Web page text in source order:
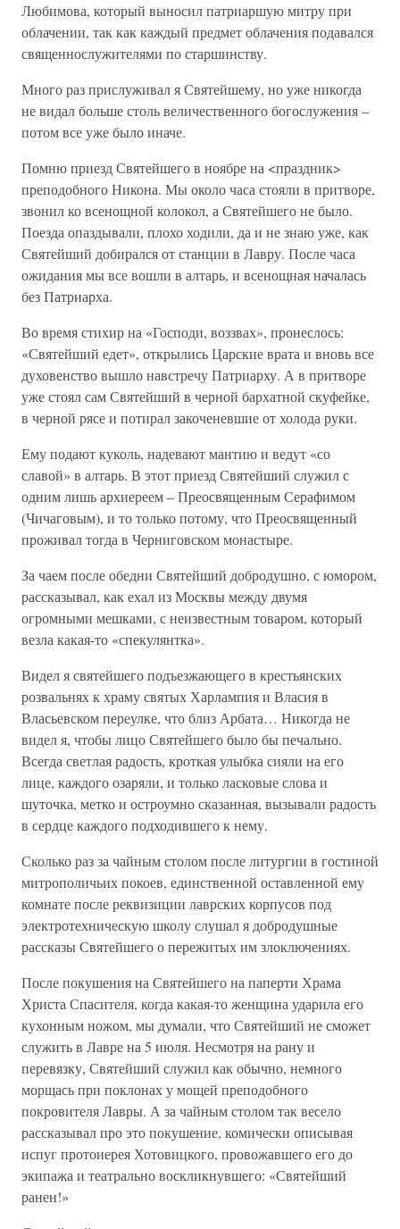
Любимова, который выносил патриаршую митру при
облачении, так как каждый предмет облачения подавался
священнослужителями по старшинству.
Много раз прислуживал я Святейшему, но уже никогда
не видал больше столь величественного богослужения –
потом все уже было иначе.
Помню приезд Святейшего в ноябре на <праздник>
преподобного Никона. Мы около часа стояли в притворе,
звонил ко всенощной колокол, а Святейшего не было.
Поезда опаздывали, плохо ходили, да и не знаю уже, как
Святейший добирался от станции в Лавру. После часа
ожидания мы все вошли в алтарь, и всенощная началась
без Патриарха.
Во время стихир на «Господи, воззвах», пронеслось:
«Святейший едет», открылись Царские врата и вновь все
духовенство вышло навстречу Патриарху. А в притворе
уже стоял сам Святейший в черной бархатной скуфейке,
в черной рясе и потирал закоченевшие от холода руки.
Ему подают куколь, надевают мантию и ведут «со
славой» в алтарь. В этот приезд Святейший служил с
одним лишь архиереем – Преосвященным Серафимом
(Чичаговым), и то только потому, что Преосвященный
проживал тогда в Черниговском монастыре.
За чаем после обедни Святейший добродушно, с юмором,
рассказывал, как ехал из Москвы между двумя
огромными мешками, с неизвестным товаром, который
везла какая-то «спекулянтка».
Видел я святейшего подъезжающего в крестьянских
розвальнях к храму святых Харлампия и Власия в
Власьевском переулке, что близ Арбата… Никогда не
видел я, чтобы лицо Святейшего было бы печально.
Всегда светлая радость, кроткая улыбка сияли на его
лице, каждого озаряли, и только ласковые слова и
шуточка, метко и остроумно сказанная, вызывали радость
в сердце каждого подходившего к нему.
Сколько раз за чайным столом после литургии в гостиной
митрополичьих покоев, единственной оставленной ему
комнате после реквизиции лаврских корпусов под
электротехническую школу слушал я добродушные
рассказы Святейшего о пережитых им злоключениях.
После покушения на Святейшего на паперти Храма
Христа Спасителя, когда какая-то женщина ударила его
кухонным ножом, мы думали, что Святейший не сможет
служить в Лавре на 5 июля. Несмотря на рану и
перевязку, Святейший служил как обычно, немного
морщась при поклонах у мощей преподобного
покровителя Лавры. А за чайным столом так весело
рассказывал про это покушение, комически описывая
испуг протоиерея Хотовицкого, провожавшего его до
экипажа и театрально воскликнувшего: «Святейший
ранен!»